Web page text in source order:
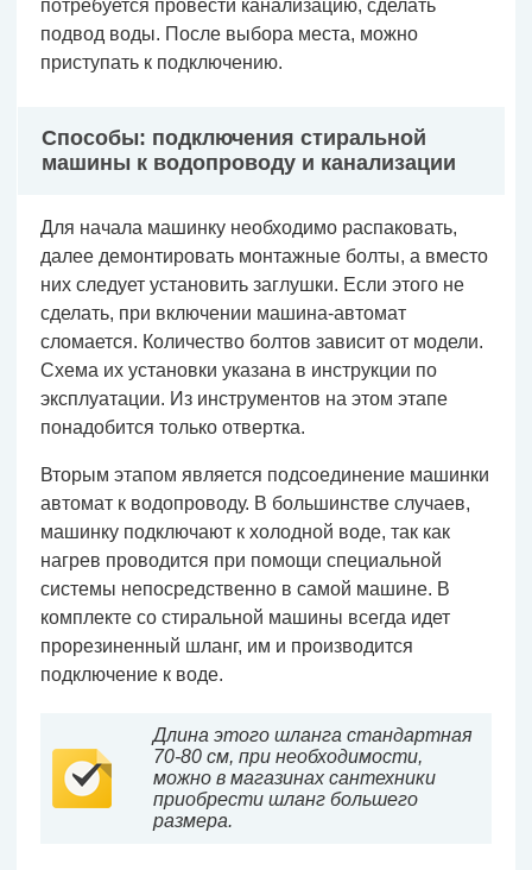
потребуется провести канализацию, сделать
подвод воды. После выбора места, можно
приступать к подключению.
Способы: подключения стиральной
машины к водопроводу и канализации
Для начала машинку необходимо распаковать,
далее демонтировать монтажные болты, а вместо
них следует установить заглушки. Если этого не
сделать, при включении машина-автомат
сломается. Количество болтов зависит от модели.
Схема их установки указана в инструкции по
эксплуатации. Из инструментов на этом этапе
понадобится только отвертка.
Вторым этапом является подсоединение машинки
автомат к водопроводу. В большинстве случаев,
машинку подключают к холодной воде, так как
нагрев проводится при помощи специальной
системы непосредственно в самой машине. В
комплекте со стиральной машины всегда идет
прорезиненный шланг, им и производится
подключение к воде.
Длина этого шланга стандартная
70-80 см, при необходимости,
можно в магазинах сантехники
приобрести шланг большего
размера.